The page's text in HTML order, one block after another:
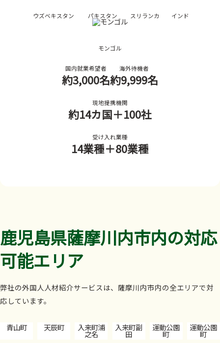
ウズベキスタン パキスタン スリランカ インド
モンゴル
国内就業希望者
約3,000名
海外待機者
約9,999名
現地提携機関
約14カ国＋100社
受け入れ業種
14業種＋80業種
鹿児島県薩摩川内市内の対応
可能エリア
弊社の外国人人材紹介サービスは、薩摩川内市内の全エリアで対
応しています。
青山町 天辰町 入来町浦
之名
入来町副
田
運動公園
町
運動公園
町